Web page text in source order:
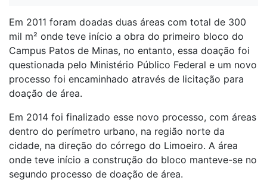
Em 2011 foram doadas duas áreas com total de 300
mil m² onde teve início a obra do primeiro bloco do
Campus Patos de Minas, no entanto, essa doação foi
questionada pelo Ministério Público Federal e um novo
processo foi encaminhado através de licitação para
doação de área.
Em 2014 foi finalizado esse novo processo, com áreas
dentro do perímetro urbano, na região norte da
cidade, na direção do córrego do Limoeiro. A área
onde teve início a construção do bloco manteve-se no
segundo processo de doação de área.